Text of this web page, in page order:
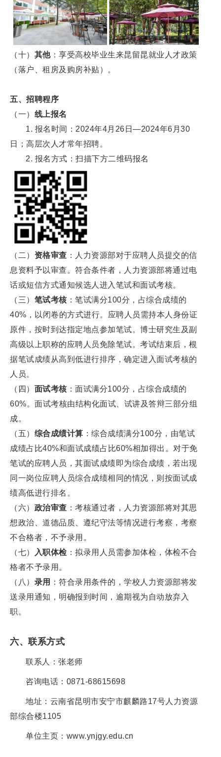
（十） 其他：享受高校毕业生来昆留昆就业人才政策
（落户、租房及购房补贴）。
五、招聘程序
（一） 线上报名
1. 报名时间：2024年4月26日—2024年6月30
日；高层次人才常年招聘。
2. 报名方式：扫描下方二维码报名
（二） 资格审查 ：人力资源部对于应聘人员提交的信
息资料予以审查。符合条件者，人力资源部将通过电
话或短信方式通知候选人进入笔试和面试考核。
（三） 笔试考核：笔试满分100分，占综合成绩的
40%，以闭卷的方式进行。应聘人员需持本人身份证
原件，按时到达指定地点参加笔试。博士研究生及副
高级以上职称的应聘人员免除笔试。考试结束后，根
据笔试成绩从高到低进行排序，确定进入面试考核的
人员。
（四） 面试考核：面试满分100分，占综合成绩的
60%。面试考核由结构化面试、试讲及答辩三部分组
成。
（五） 综合成绩计算 ：综合成绩满分100分，由笔试
成绩占比40%和面试成绩占比60%相加得出。对于免
笔试的应聘人员，其面试成绩即为综合成绩，若出现
同一岗位应聘人员综合成绩相同的情况，则按面试成
绩高低进行排名。
（六） 政治审查 ：考核通过者，人力资源部将对其思
想政治、道德品质、遵纪守法等情况进行考察，考察
不合格者，不予录用。
（七）
入职体检：拟录用人员需参加体检，体检不合
格者不予录用。
（八） 录用
：符合录用条件的，学校人力资源部将发
送录用通知，明确报到时间，逾期视为自动放弃入
职。
六、联系方式
联系人：张老师
咨询电话：0871-68615698
地址：云南省昆明市安宁市麒麟路17号人力资源
部综合楼1105
单位主页：www.ynjgy.edu.cn